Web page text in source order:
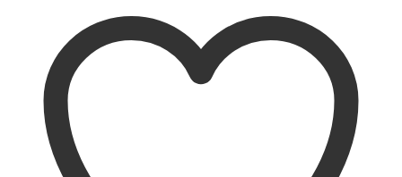
varyasyonu
var.
Seçenekler
ürün
sayfasından
seçilebilir